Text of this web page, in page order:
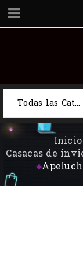
Todas las Categorias
Inicio
Casacas de